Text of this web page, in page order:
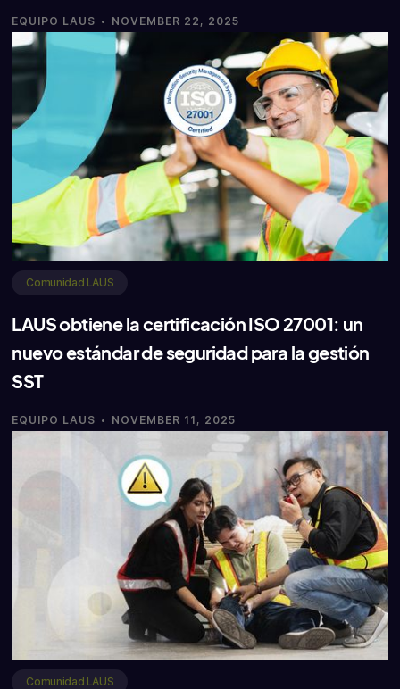
EQUIPO LAUS · NOVEMBER 22, 2025
Comunidad LAUS
LAUS obtiene la certificación ISO 27001: un
nuevo estándar de seguridad para la gestión
SST
EQUIPO LAUS · NOVEMBER 11, 2025
Comunidad LAUS